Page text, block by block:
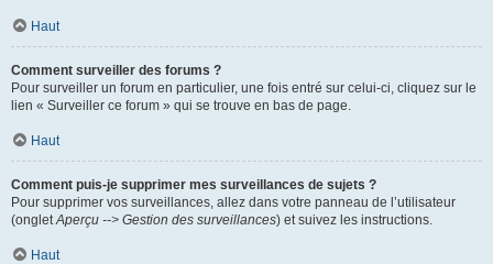
Haut
Comment surveiller des forums ?
Pour surveiller un forum en particulier, une fois entré sur celui-ci, cliquez sur le
lien « Surveiller ce forum » qui se trouve en bas de page.
Haut
Comment puis-je supprimer mes surveillances de sujets ?
Pour supprimer vos surveillances, allez dans votre panneau de l’utilisateur
(ongletAperçu --> Gestion des surveillances) et suivez les instructions.
Haut